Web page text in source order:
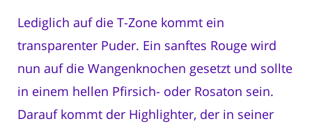
Lediglich auf die T-Zone kommt ein
transparenter Puder. Ein sanftes Rouge wird
nun auf die Wangenknochen gesetzt und sollte
in einem hellen Pfirsich- oder Rosaton sein.
Darauf kommt der Highlighter, der in seiner